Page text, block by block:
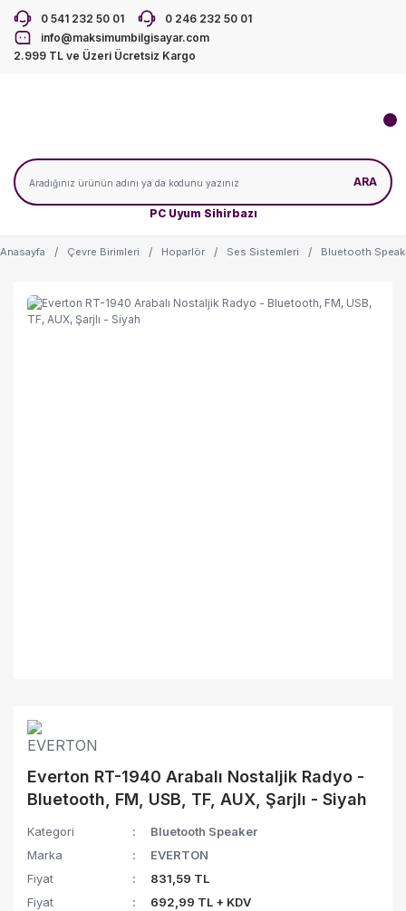
0 541 232 50 01
0 246 232 50 01
info@maksimumbilgisayar.com
2.999 TL ve Üzeri Ücretsiz Kargo
PC Uyum Sihirbazı
ARA
Anasayfa Çevre Birimleri Hoparlör Ses Sistemleri Bluetooth
Everton RT-1940 Arabalı Nostaljik Radyo -
Bluetooth, FM, USB, TF, AUX, Şarjlı - Siyah
Kategori
Bluetooth Speaker
Marka
EVERTON
Fiyat
831,59 TL
Fiyat
692,99 TL + KDV